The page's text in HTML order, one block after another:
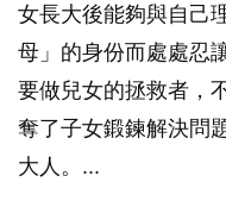
女長大後能夠與自己
母」的身份而處處忍
要做兒女的拯救者，
奪了子女鍛鍊解決問
大人。...